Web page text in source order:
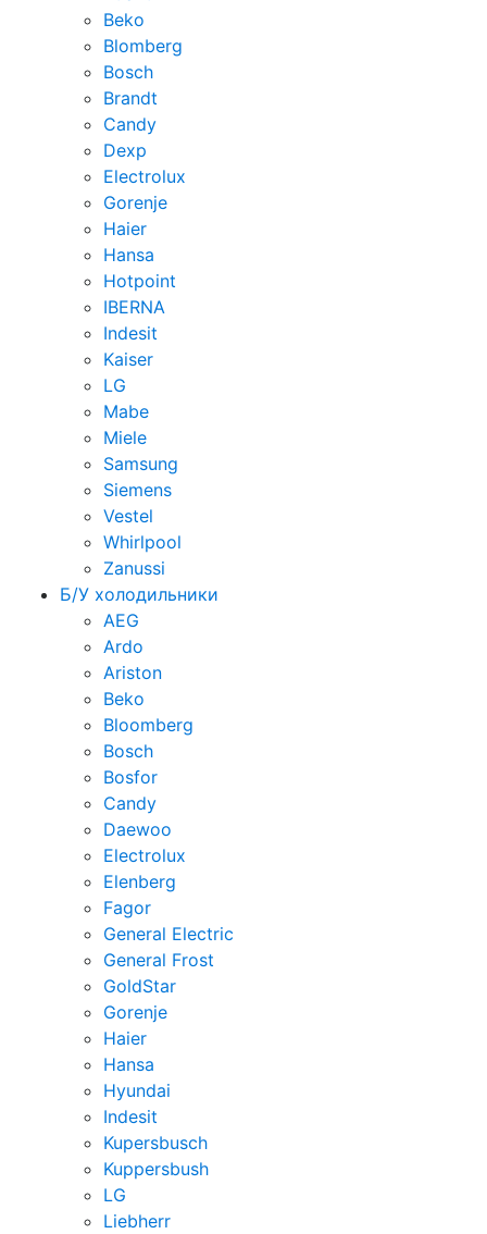
Beko
Blomberg
Bosch
Brandt
Candy
Dexp
Electrolux
Gorenje
Haier
Hansa
Hotpoint
IBERNA
Indesit
Kaiser
LG
Mabe
Miele
Samsung
Siemens
Vestel
Whirlpool
Zanussi
Б/У холодильники
AEG
Ardo
Ariston
Beko
Bloomberg
Bosch
Bosfor
Candy
Daewoo
Electrolux
Elenberg
Fagor
General Electric
General Frost
GoldStar
Gorenje
Haier
Hansa
Hyundai
Indesit
Kupersbusch
Kuppersbush
LG
Liebherr